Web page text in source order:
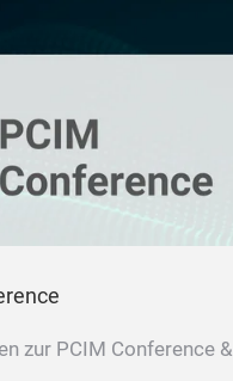
zur PCIM Conference &